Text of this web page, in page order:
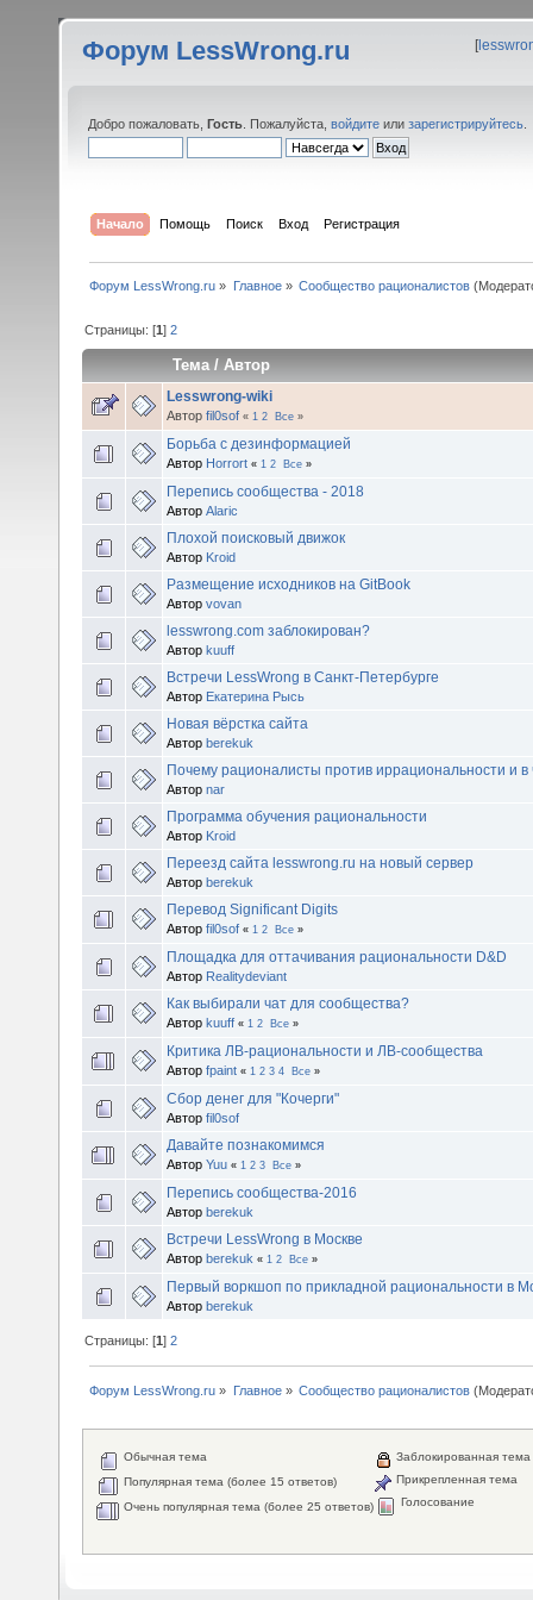
Форум LessWrong.ru [
Добро пожаловать, Гость . Пожалуйста, войдите или зарегистрируйтесь
Начало Помощь Поиск Вход Регистрация
Форум LessWrong.ru » Главное» Сообщество рационалистов
Страницы: [1]2
Тема /Автор
Lesswrong-wiki
Автор fil0sof « 1 2 Все »
Борьба с дезинформацией
Автор Horrort « 1 2 Все »
Перепись сообщества - 2018
Автор Alaric
Плохой поисковый движок
Автор Kroid
Размещение исходников на GitBook
Автор vovan
lesswrong.com заблокирован?
Автор kuuff
Встречи LessWrong в Санкт-Петербурге
Автор Екатерина Рысь
Новая вёрстка сайта
Автор berekuk
Почему рационалисты против иррациональности и в
Автор nar
Программа обучения рациональности
Автор Kroid
Переезд сайта lesswrong.ru на новый сервер
Автор berekuk
Перевод Significant Digits
Автор fil0sof « 1 2 Все »
Площадка для оттачивания рациональности D&D
Автор Realitydeviant
Как выбирали чат для сообщества?
Автор kuuff « 1 2 Все »
Критика ЛВ-рациональности и ЛВ-сообщества
Автор fpaint « 1 2 3 4 Все »
Сбор денег для "Кочерги"
Автор fil0sof
Давайте познакомимся
Автор Yuu « 1 2 3 Все »
Перепись сообщества-2016
Автор berekuk
Встречи LessWrong в Москве
Автор berekuk « 1 2 Все »
Первый воркшоп по прикладной рациональности в
Автор berekuk
Страницы: [1]2
Форум LessWrong.ru » Главное» Сообщество рационалистов
Обычная тема
Популярная тема (более 15 ответов)
Очень популярная тема (более 25 ответов)
Заблокированная тема
Прикрепленная тема
Голосование